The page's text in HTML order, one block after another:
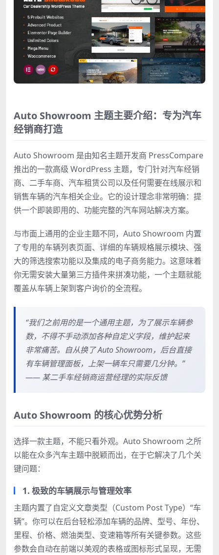
Auto Showroom 主题主要介绍：专为汽车
经销商打造
Auto Showroom 是由知名主题开发商 PressCompare
推出的一款高级 WordPress 主题，专门针对汽车经销
商、二手车商、汽车租赁公司以及任何需要在线展示和
销售车辆的汽车相关企业。它的设计理念非常明确：提
供一个即装即用的、功能完整的汽车网站解决方案。
与市面上通用的企业主题不同，Auto Showroom 内置
了专用的车辆列表页面、详细的车辆规格展示模块、强
大的筛选搜索功能以及集成的电子商务能力。这意味着
你无需安装大量第三方插件来拼凑功能，一个主题就能
覆盖从车辆上架到客户询价的全流程。
“我们之前用的是一个通用主题，为了展示车辆参
数，不得不手动添加各种自定义字段，维护起来
非常痛苦。自从换了 Auto Showroom，后台直接
有车辆管理面板，上架一辆车只需要几分钟。”
—— 某二手车经销商运营经理的实际反馈
Auto Showroom 的核心优势分析
选择一款主题，不能只看外观。Auto Showroom 之所
以能在众多汽车主题中脱颖而出，在于它解决了几个关
键问题：
1. 极致的车辆展示与管理效率
主题内置了自定义文章类型（Custom Post Type）“车
辆”。你可以在后台轻松添加车辆的品牌、型号、年份、
里程、价格、燃油类型、变速箱等所有关键参数。这些
参数会自动在前端以美观的表格或图标形式呈现，无需